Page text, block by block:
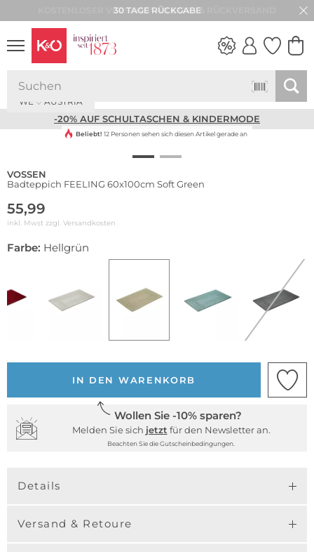
30 TAGE RÜCKGABE
NEW IN
WEDDING
-20% AUF SCHULTASCHEN & KINDERMODE
WE ♡ AUSTRIA
Beliebt! 12 Personen sehen sich diesen Artikel gerade an
VOSSEN
Badteppich FEELING 60x100cm Soft Green
55,99
inkl. Mwst zzgl. Versandkosten
Farbe: Hellgrün
IN DEN WARENKORB
Wollen Sie -10% sparen?
Melden Sie sich jetzt für den Newsletter an.
Beachten Sie die Gutscheinbedingungen.
Details
Versand & Retoure